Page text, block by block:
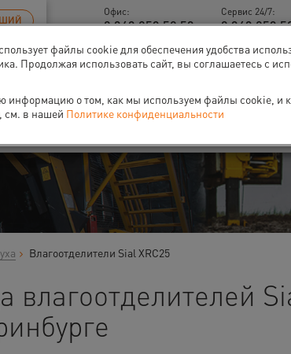
Офис:
8 343 253 52 53
Сервис 24/7:
8 343 253
О нас
Влагоотделители Sial XRC25
влагоотделителей
файлы cookie для обеспечения удобства
Продолжая использовать сайт, вы соглашаетесь с
информацию о том, как мы используем файлы cookie, и
см. в нашей Политике конфиденциальности